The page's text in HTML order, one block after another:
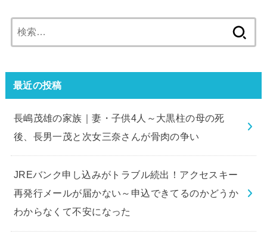
索:
最近の投稿
長嶋茂雄の家族｜妻・子供4人～大黒柱の母の死
後、長男一茂と次女三奈さんが骨肉の争い
JREバンク申し込みがトラブル続出！アクセスキー
再発行メールが届かない～申込できてるのかどうか
わからなくて不安になった